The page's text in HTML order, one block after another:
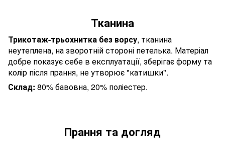
Тканина
Трикотаж-трьохнитка без ворсу, тканина
неутеплена, на зворотній стороні петелька. Матеріал
добре показує себе в експлуатації, зберігає форму та
колір після прання, не утворює "катишки".
Склад: 80% бавовна, 20% поліестер.
Прання та догляд